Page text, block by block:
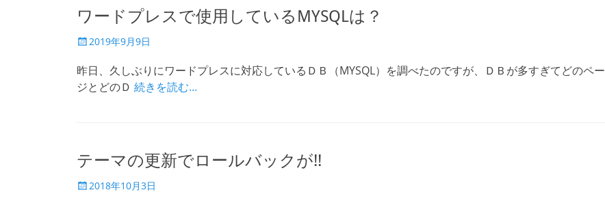
ワードプレスで使用しているMYSQLは？
投
日
2019年9月9日
昨日、久しぶりにワードプレスに対応しているＤＢ（MYSQL）を調べたのですが、ＤＢが多すぎてどのペー
ジとどのＤ 続きを読む…
テーマの更新でロールバックが!!
投 2018年10月3日